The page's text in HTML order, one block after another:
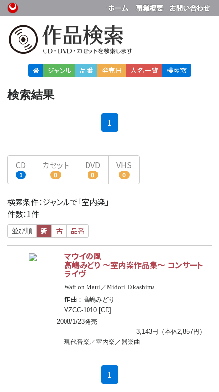
ジャンル 品番 発売日 人名一覧 検索窓
検索結果
1
CD
1
カセット
0
DVD
0
VHS
0
検索条件：ジャンルで「室内楽」
件数：1件
並び順 新 古 品番
マウイの風
髙嶋みどり 〜室内楽作品集〜 コンサート
ライヴ
Waft on Maui／Midori Takashima
作曲 ：髙嶋みどり
VZCC-1010 [CD]
2008/1/23発売
3,143円（本体2,857円）
現代音楽／室内楽／器楽曲
1